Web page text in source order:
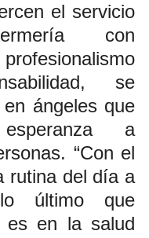
el servicio
con
se
ángeles que
a
“Con el
rutina del día a
último que
es en la salud